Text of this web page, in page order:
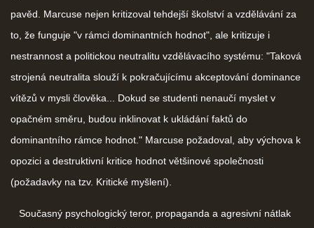
pavěd. Marcuse nejen kritizoval tehdejší školství a vzdělávání za
to, že funguje "v rámci dominantních hodnot", ale kritizuje i
nestrannost a politickou neutralitu vzdělávacího systému: "Taková
strojená neutralita slouží k pokračujícímu akceptování dominance
vítězů v mysli člověka... Dokud se studenti nenaučí myslet v
opačném směru, budou inklinovat k ukládání faktů do
dominantního rámce hodnot." Marcuse požadoval, aby výchova k
opozici a destruktivní kritice hodnot většinové společnosti
(požadavky na tzv. Kritické myšlení).
Současný psychologický teror, propaganda a agresivní nátlak